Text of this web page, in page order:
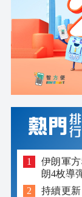
伊朗軍
朗4枚導
持續更